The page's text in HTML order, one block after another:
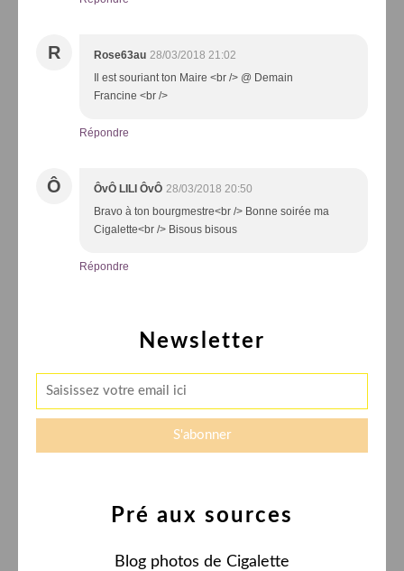
R Rose63au 28/03/2018 21:02
Il est souriant ton Maire <br /> @ Demain
Francine <br />
Répondre
Ô ÔvÔ LILI ÔvÔ 28/03/2018 20:50
Bravo à ton bourgmestre<br /> Bonne soirée ma
Cigalette<br /> Bisous bisous
Répondre
Newsletter
Pré aux sources
Blog photos de Cigalette